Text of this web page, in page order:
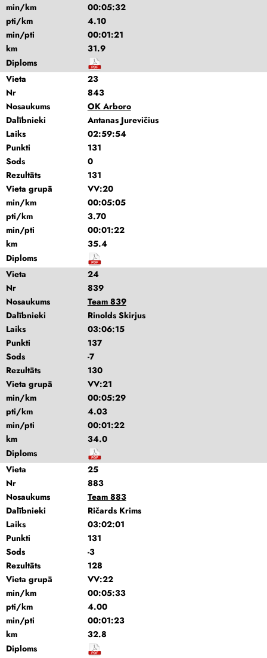
min/km
00:05:32
pti/km
4.10
min/pti
00:01:21
km
31.9
Diploms
Vieta
23
Nr
843
Nosaukums
OK Arboro
Dalībnieki
Antanas Jurevičius
Laiks
02:59:54
Punkti
131
Sods
0
Rezultāts
131
Vieta grupā
VV:20
min/km
00:05:05
pti/km
3.70
min/pti
00:01:22
km
35.4
Diploms
Vieta
24
Nr
839
Nosaukums
Team 839
Dalībnieki
Rinolds Skirjus
Laiks
03:06:15
Punkti
137
Sods
-7
Rezultāts
130
Vieta grupā
VV:21
min/km
00:05:29
pti/km
4.03
min/pti
00:01:22
km
34.0
Diploms
Vieta
25
Nr
883
Nosaukums
Team 883
Dalībnieki
Ričards Krims
Laiks
03:02:01
Punkti
131
Sods
-3
Rezultāts
128
Vieta grupā
VV:22
min/km
00:05:33
pti/km
4.00
min/pti
00:01:23
km
32.8
Diploms